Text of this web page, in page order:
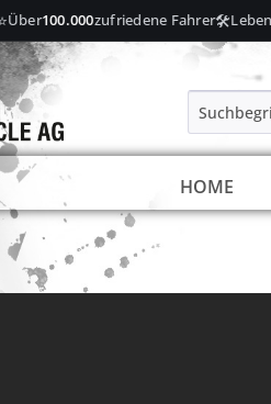
Über100.000zufriedene Fahrer🛠️
HOME